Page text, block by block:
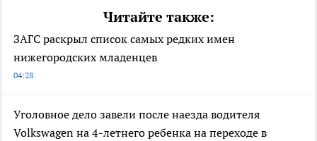
Читайте также:
ЗАГС раскрыл список самых редких имен
нижегородских младенцев
04:28
Уголовное дело завели после наезда водителя
Volkswagen на 4-летнего ребенка на переходе в